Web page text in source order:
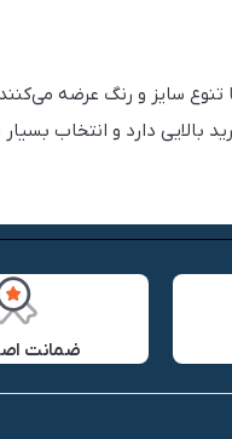
تنوع سایز و رنگ عرضه
دارد و انتخاب
ضمانت